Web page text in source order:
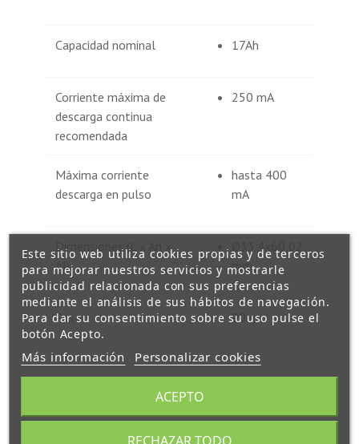
Capacidad nominal 17Ah
Corriente máxima de
descarga continua
recomendada
250 mA
Máxima corriente
descarga en pulso
hasta 400
mA
Dimensiones (L x An x
Al)
Ø33.4x60,02
mm
Peso 90 g
Este sitio web utiliza cookies propias y de terceros
para mejorar nuestros servicios y mostrarle
publicidad relacionada con sus preferencias
mediante el análisis de sus hábitos de navegación.
Para dar su consentimiento sobre su uso pulse el
botón Acepto.
Más información Personalizar cookies
RECHAZAR TODO
ACEPTO